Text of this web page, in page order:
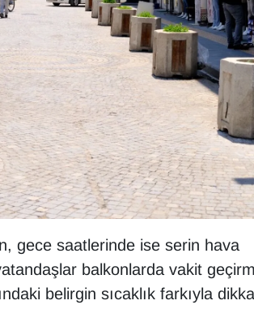
gece saatlerinde ise serin hava
balkonlarda vakit
belirgin sıcaklık farkıyla